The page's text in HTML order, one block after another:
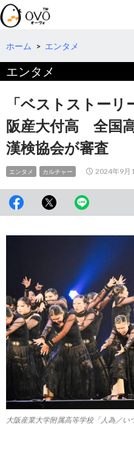
検
索
コ
テ
へ
ホーム > エンタメ
エンタメ
「ベストストー
阪産大付高 全国
漢検協会が審査
エンタメ カルチャー 2024年9月
大阪産業大学附属高等学校「人為／い